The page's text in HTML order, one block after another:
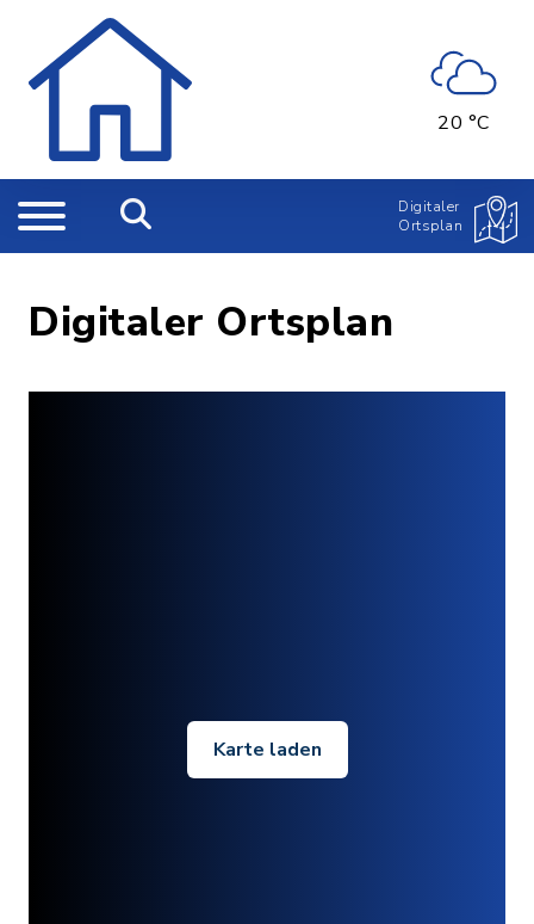
20 °C
Digitaler
Ortsplan
Digitaler Ortsplan
Karte laden